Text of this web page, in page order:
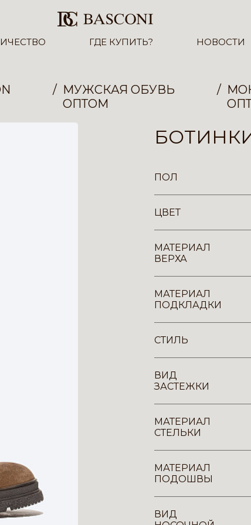
ГДЕ КУПИТЬ? НОВОСТИ
МУЖСКАЯ ОБУВЬ
ОПТОМ
БОТИНКИ
ПОЛ
ЦВЕТ
МАТЕРИАЛ
ВЕРХА
МАТЕРИАЛ
ПОДКЛАДКИ
СТИЛЬ
ВИД
ЗАСТЕЖКИ
МАТЕРИАЛ
СТЕЛЬКИ
МАТЕРИАЛ
ПОДОШВЫ
ВИД